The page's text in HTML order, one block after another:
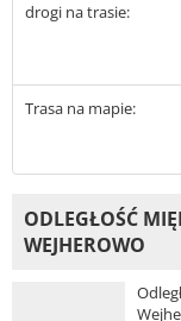
drogi na trasie:
Trasa na mapie:
ODLEGŁOŚĆ
WEJHEROWO